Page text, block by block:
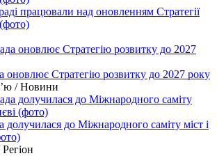
працювали над оновленням Стратегії
оновлює Стратегію розвитку до 2027 року
/ Новини
долучилася до Міжнародного саміту міст і